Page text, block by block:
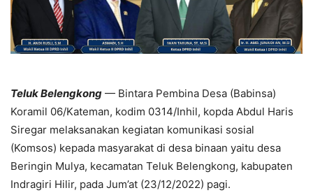
Teluk Belengkong — Bintara Pembina Desa (Babinsa)
Koramil 06/Kateman, kodim 0314/Inhil, kopda Abdul Haris
Siregar melaksanakan kegiatan komunikasi sosial
(Komsos) kepada masyarakat di desa binaan yaitu desa
Beringin Mulya, kecamatan Teluk Belengkong, kabupaten
Indragiri Hilir, pada Jum’at (23/12/2022) pagi.